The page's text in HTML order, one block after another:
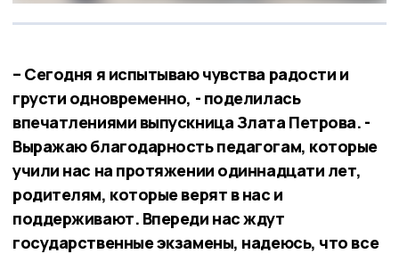
– Сегодня я испытываю чувства радости и
грусти одновременно, - поделилась
впечатлениями выпускница Злата Петрова. -
Выражаю благодарность педагогам, которые
учили нас на протяжении одиннадцати лет,
родителям, которые верят в нас и
поддерживают. Впереди нас ждут
государственные экзамены, надеюсь, что все